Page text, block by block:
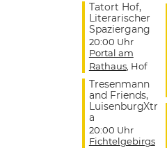
Tatort Hof,
Literarischer
Spaziergang
20:00 Uhr
Portal am
Rathaus, Hof
Tresenmann
and Friends,
LuisenburgXtr
a
20:00 Uhr
Fichtelgebirgs